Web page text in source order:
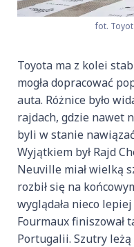
fot.
Toyota ma z kolei
mogła dopracować
auta. Różnice było
rajdach, gdzie nawet
byli w stanie
Wyjątkiem był Rajd
Neuville miał wielką
rozbił się na
wyglądała nieco
Fourmaux finiszował
Portugalii. Szutry